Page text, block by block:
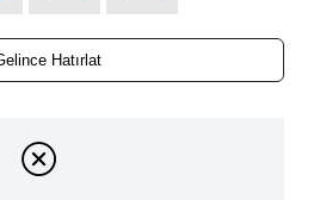
Hatırlat